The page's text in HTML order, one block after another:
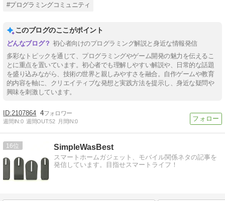
#プログラミングコミュニティ
このブログのここがポイント
初心者向けのプログラミング解説と身近な情報発信
多彩なトピックを通じて、プログラミングやゲーム開発の魅力を伝えるこ
とに重点を置いています。初心者でも理解しやすい解説や、日常的な話題
を盛り込みながら、技術の世界と親しみやすさを融合。自作ゲームや教育
的内容を軸に、クリエイティブな発想と実践方法を提示し、身近な疑問や
興味を刺激しています。
2107864 4
週間IN:0 週間OUT:52 月間IN:0
16 SimpleWasBest
スマートホームガジェット、モバイル関係ネタの記事を
発信しています。目指せスマートライフ！